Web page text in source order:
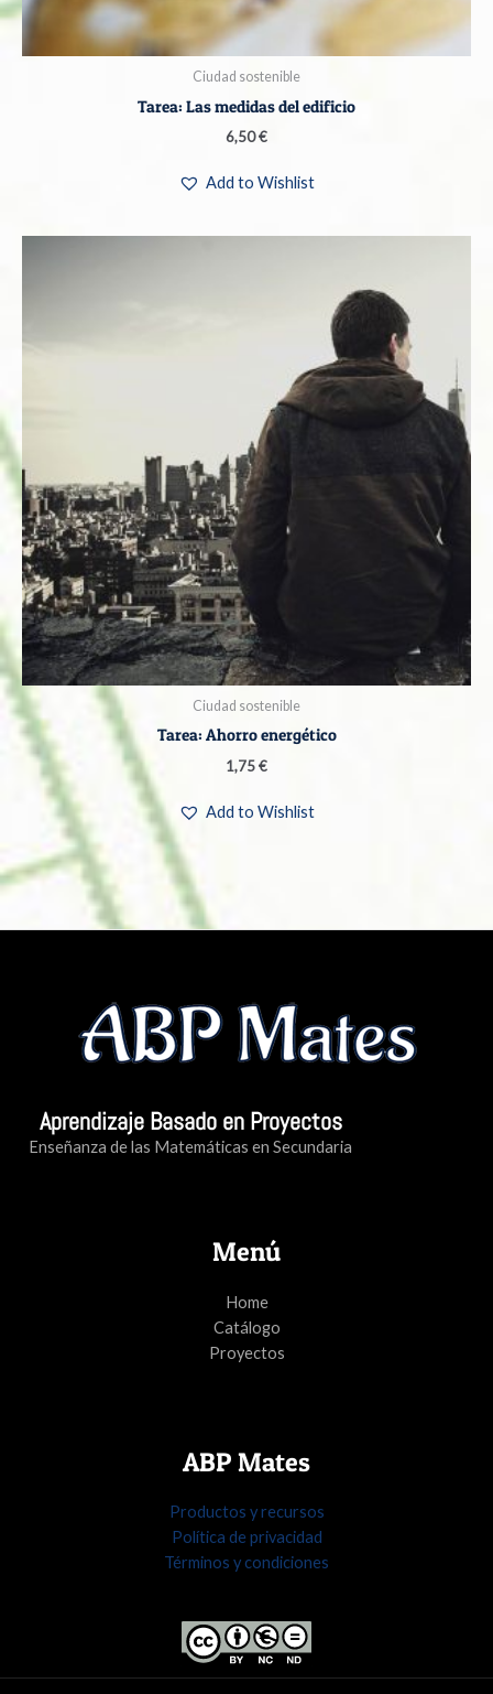
Ciudad sostenible
Tarea: Las medidas del edificio
6,50€
Add to Wishlist
Ciudad sostenible
Tarea: Ahorro energético
1,75€
Add to Wishlist
Aprendizaje Basado en Proyectos
Enseñanza de las Matemáticas en Secundaria
Menú
Home
Catálogo
Proyectos
ABP Mates
Productos y recursos
Política de privacidad
Términos y condiciones